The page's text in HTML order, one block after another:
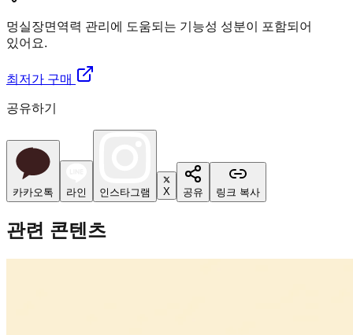
멍실장면역력 관리에 도움되는 기능성 성분이 포함되어
있어요.
최저가 구매
공유하기
카카오톡 라인 인스타그램 X 공유 링크 복사
관련 콘텐츠